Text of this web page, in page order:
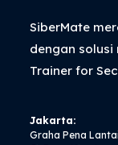
SiberMate
dengan
Trainerfor
Jakarta:
Graha Pena